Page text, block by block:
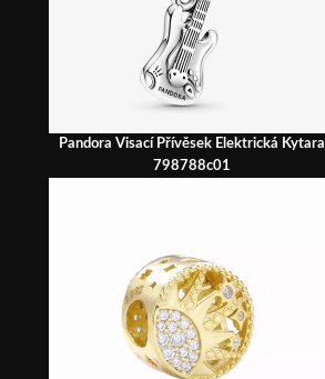
Pandora Visací Přívěsek Elektrická Kytara
798788c01